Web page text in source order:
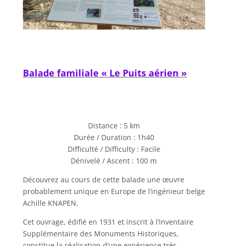
Balade familiale « Le Puits aérien »
Distance : 5 km
Durée / Duration : 1h40
Difficulté / Difficulty : Facile
Dénivelé / Ascent : 100 m
Découvrez au cours de cette balade une œuvre
probablement unique en Europe de l’ingénieur belge
Achille KNAPEN.
Cet ouvrage, édifié en 1931 et inscrit à l’Inventaire
Supplémentaire des Monuments Historiques,